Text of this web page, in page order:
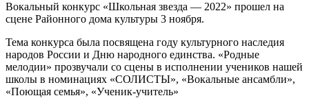
Вокальный конкурс «Школьная звезда — 2022» прошел на
сцене Районного дома культуры 3 ноября.
Тема конкурса была посвящена году культурного наследия
народов России и Дню народного единства. «Родные
мелодии» прозвучали со сцены в исполнении учеников нашей
школы в номинациях «СОЛИСТЫ», «Вокальные ансамбли»,
«Поющая семья», «Ученик-учитель»